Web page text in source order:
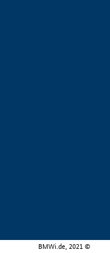
BMWi.de, 2021 ©